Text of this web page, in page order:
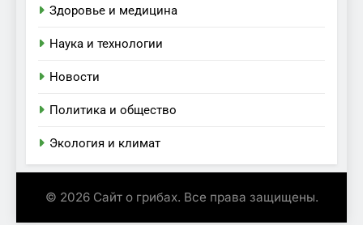
Здоровье и медицина
Наука и технологии
Новости
Политика и общество
Экология и климат
© 2026 Сайт о грибах. Все права защищены.